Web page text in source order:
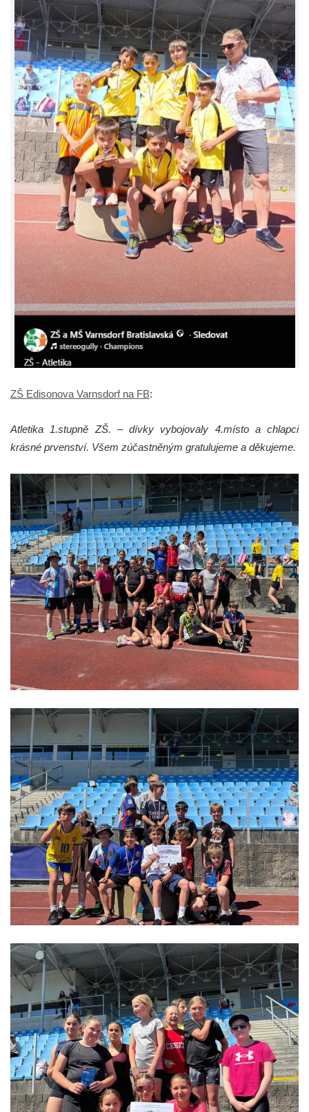
ZŠ Edisonova Varnsdorf na FB:
Atletika 1.stupně ZŠ. – dívky vybojovaly 4.místo a chlapci
krásné prvenství. Všem zúčastněným gratulujeme a děkujeme.